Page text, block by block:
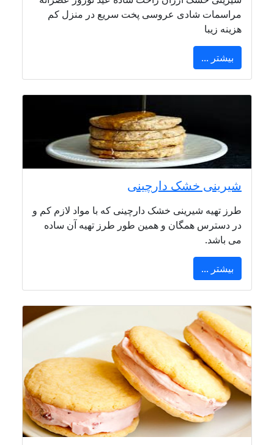
مراسمات شادی عروسی پخت سریع در منزل کم
هزینه زیبا
بیشتر ...
شیرینی خشک دارچینی
طرز تهیه شیرینی خشک دارچینی که با مواد لازم کم و
در دسترس همگان و همین طور طرز تهیه آن ساده
می باشد.
بیشتر ...